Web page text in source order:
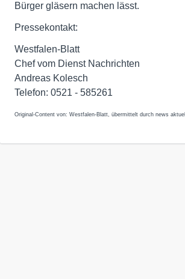
Bürger gläsern machen lässt.
Pressekontakt:
Westfalen-Blatt
Chef vom Dienst Nachrichten
Andreas Kolesch
Telefon: 0521 - 585261
Original-Content von: Westfalen-Blatt, übermittelt durch news aktuell